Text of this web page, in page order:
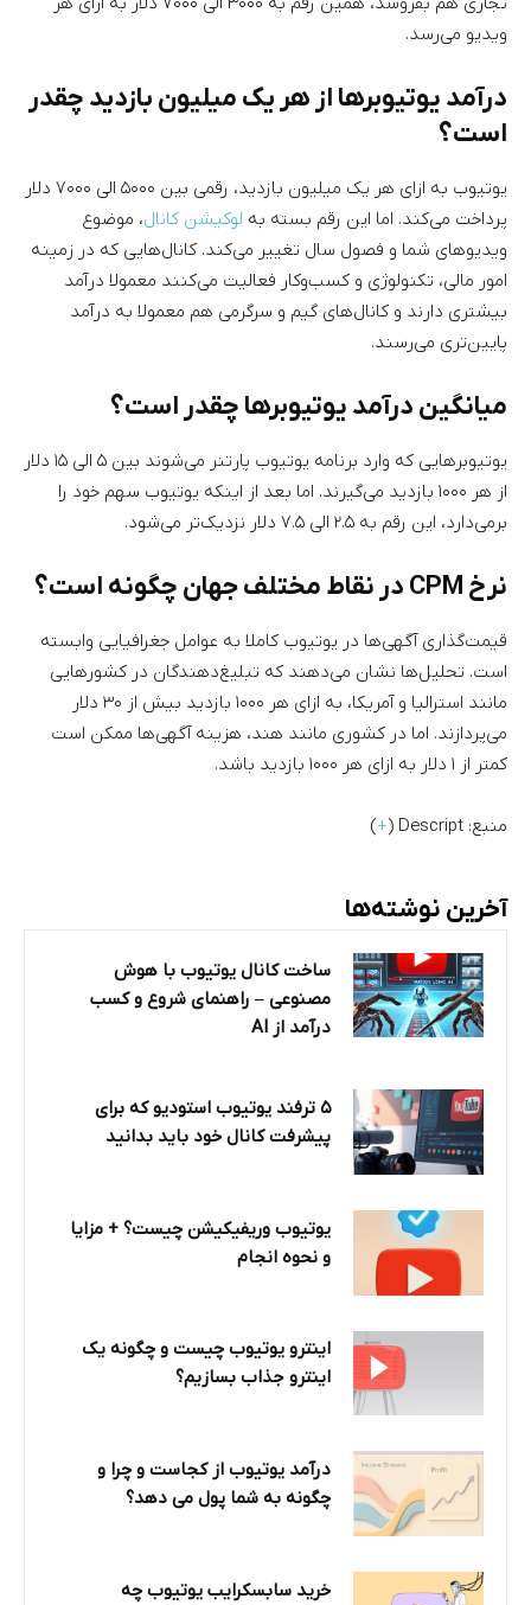
ویدیو می‌رسد.
درآمد یوتیوبرها از هر یک میلیون بازدید چقدر
است؟
یوتیوب به ازای هر یک میلیون بازدید، رقمی بین ۵۰۰۰ الی ۷۰۰۰ دلار
پرداخت می‌کند. اما این رقم بسته به لوکیشن کانال، موضوع
ویدیوهای شما و فصول سال تغییر می‌کند. کانال‌هایی که در زمینه
امور مالی، تکنولوژی و کسب‌وکار فعالیت می‌کنند معمولا درآمد
بیشتری دارند و کانال‌های گیم و سرگرمی هم معمولا به درآمد
پایین‌تری می‌رسند.
میانگین درآمد یوتیوبرها چقدر است؟
یوتیوبرهایی که وارد برنامه یوتیوب پارتنر می‌شوند بین ۵ الی ۱۵ دلار
از هر ۱۰۰۰ بازدید می‌گیرند. اما بعد از اینکه یوتیوب سهم خود را
برمی‌دارد، این رقم به ۲.۵ الی ۷.۵ دلار نزدیک‌تر می‌شود.
نرخ CPM در نقاط مختلف جهان چگونه است؟
قیمت‌گذاری آگهی‌ها در یوتیوب کاملا به عوامل جغرافیایی وابسته
است. تحلیل‌ها نشان می‌دهند که تبلیغ‌دهندگان در کشورهایی
مانند استرالیا و آمریکا، به ازای هر ۱۰۰۰ بازدید بیش از ۳۰ دلار
می‌پردازند. اما در کشوری مانند هند، هزینه آگهی‌ها ممکن است
کمتر از ۱ دلار به ازای هر ۱۰۰۰ بازدید باشد.
منبع: Descript ( +
)
آخرین نوشته‌ها
ساخت کانال یوتیوب با هوش
مصنوعی – راهنمای شروع و کسب
درآمد از AI
۵ ترفند یوتیوب استودیو که برای
پیشرفت کانال خود باید بدانید
یوتیوب وریفیکیشن چیست؟ + مزایا
و نحوه انجام
اینترو یوتیوب چیست و چگونه یک
اینترو جذاب بسازیم؟
درآمد یوتیوب از کجاست و چرا و
چگونه به شما پول می دهد؟
خرید سابسکرایب یوتیوب چه